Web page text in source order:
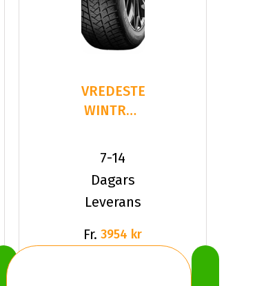
VREDESTEIN
WINTRAC
275/35R21
103 Y XL
7-14
Dagars
Leverans
Fr. 3954 kr